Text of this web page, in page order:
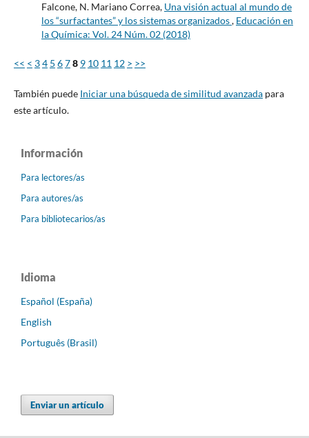
Falcone, N. Mariano Correa, Una visión actual al mundo de
los “surfactantes” y los sistemas organizados, Educación en
la Química: Vol. 24 Núm. 02 (2018)
<< < 34 5 678 9 10 11 12 > >>
También puede Iniciar una búsqueda de similitud avanzadapara
este artículo.
Información
Para lectores/as
Para autores/as
Para bibliotecarios/as
Idioma
Español (España)
English
Português (Brasil)
Enviar un artículo